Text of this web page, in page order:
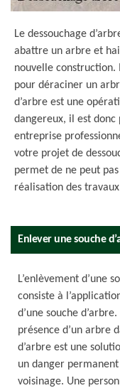
Le dessouchage
abattre un arbre et
nouvelle construction.
pour déraciner un
d’arbre est une
dangereux, il est
entreprise
votre projet de
permet de ne peut
réalisation des
Enlever une souche
L’enlèvement d’une
consiste à
d’une souche
présence d’un arbre
d’arbre est une
un danger
voisinage. Une